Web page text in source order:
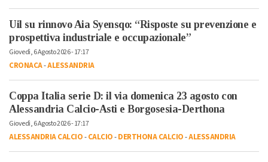
Uil su rinnovo Aia Syensqo: “Risposte su prevenzione e
prospettiva industriale e occupazionale”
Giovedì, 6 Agosto 2026 - 17:17
CRONACA-ALESSANDRIA
Coppa Italia serie D: il via domenica 23 agosto con
Alessandria Calcio-Asti e Borgosesia-Derthona
Giovedì, 6 Agosto 2026 - 17:17
ALESSANDRIA CALCIO-CALCIO-DERTHONA CALCIO-ALESSANDRIA